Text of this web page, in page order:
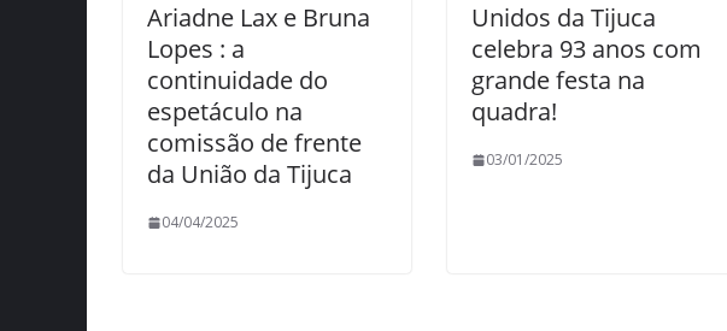
Ariadne Lax e Bruna
Lopes : a
continuidade do
espetáculo na
comissão de frente
da União da Tijuca
04/04/2025
Unidos da Tijuca
celebra 93 anos com
grande festa na
quadra!
03/01/2025